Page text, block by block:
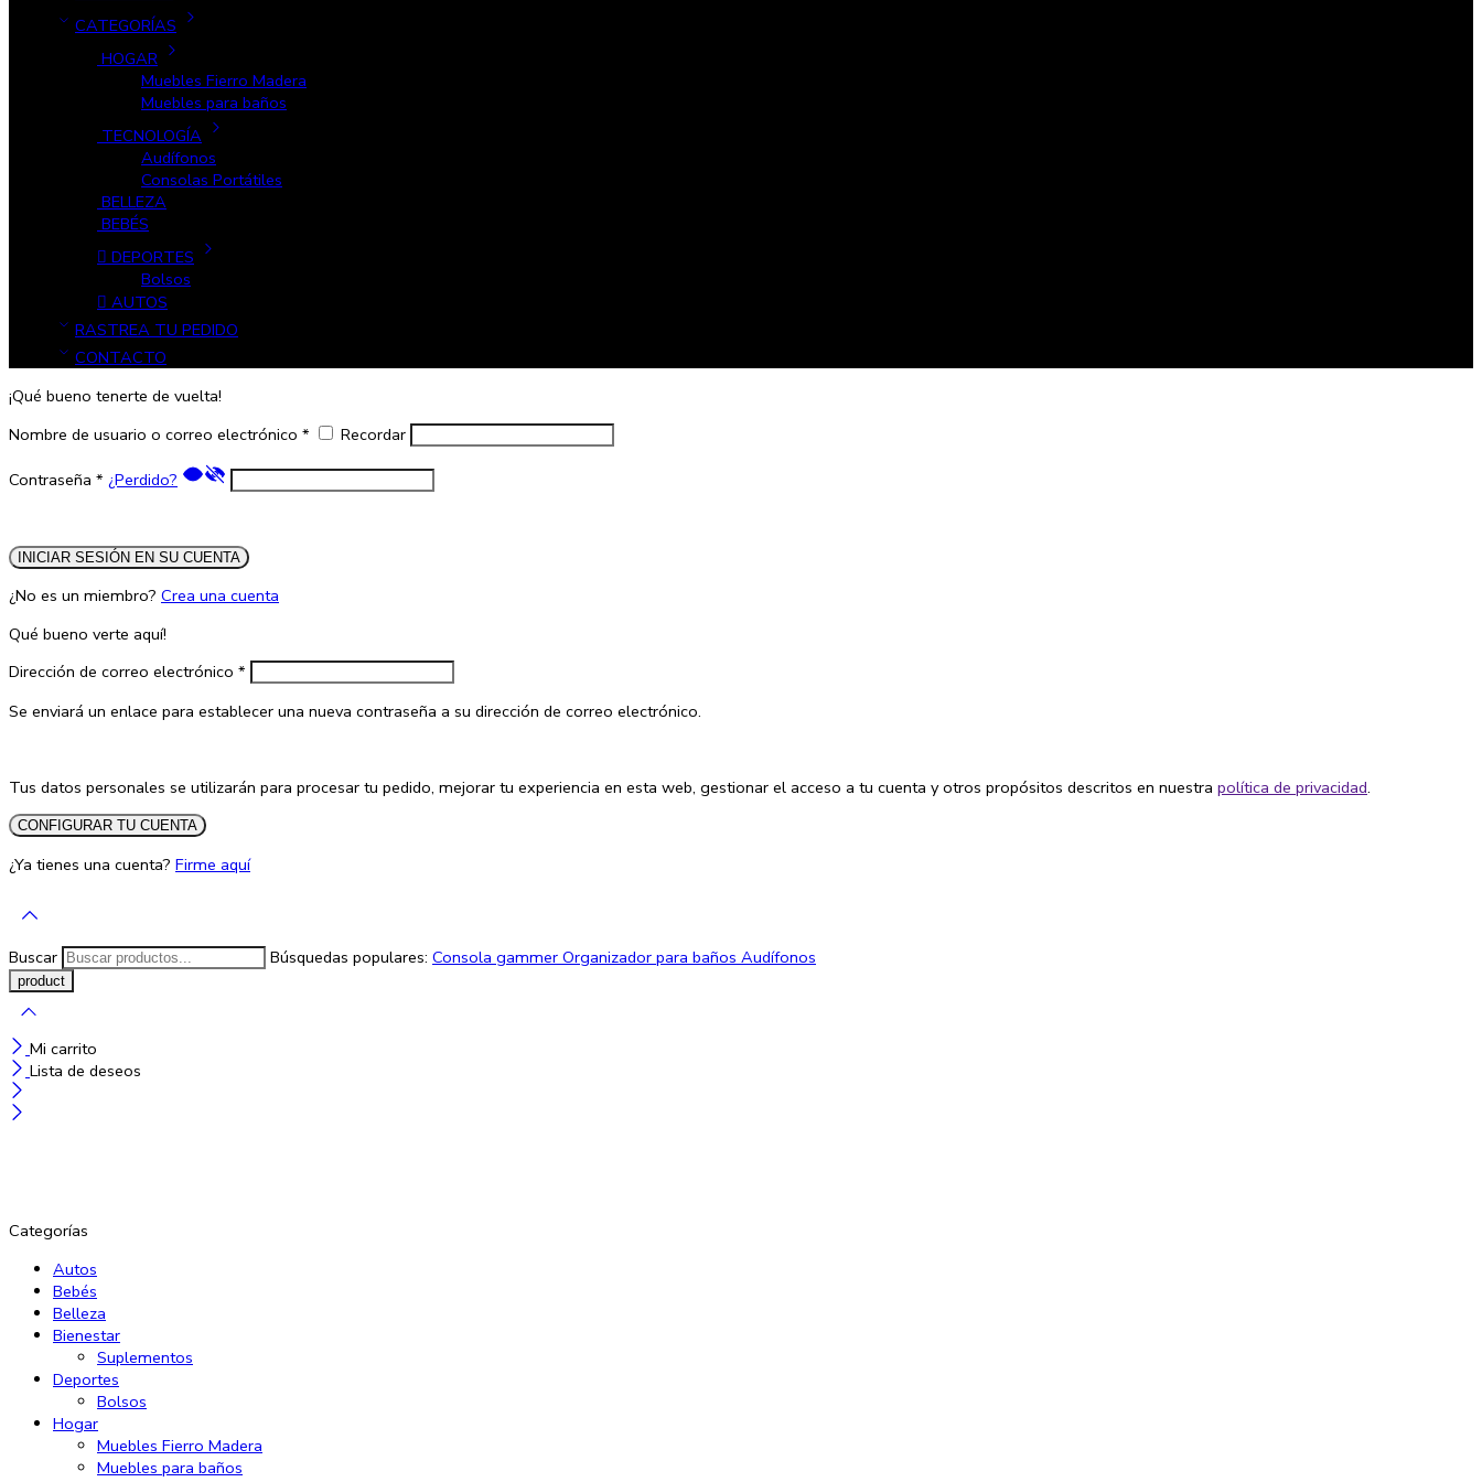
CATEGORÍAS
HOGAR
Muebles Fierro Madera
Muebles para baños
TECNOLOGÍA
Audífonos
Consolas Portátiles
BELLEZA
BEBÉS
DEPORTES
Bolsos
AUTOS
RASTREA TU PEDIDO
CONTACTO
¡Qué bueno tenerte de vuelta!
Nombre de usuario o correo electrónico * Recordar
Contraseña * ¿Perdido?
INICIAR SESIÓN EN SU CUENTA
¿No es un miembro? Crea una cuenta
Qué bueno verte aquí!
Dirección de correo electrónico *
Se enviará un enlace para establecer una nueva contraseña a su dirección de correo electrónico.
Tus datos personales se utilizarán para procesar tu pedido, mejorar tu experiencia en esta web, gestionar el acceso a tu cuenta y otros propósitos descritos en nuestra política de privacidad.
CONFIGURAR TU CUENTA
¿Ya tienes una cuenta? Firme aquí
Buscar Búsquedas populares: Consola gammer Organizador para baños Audífonos
Mi carrito
Lista de deseos
Categorías
Autos
Bebés
Belleza
Bienestar
Suplementos
Deportes
Bolsos
Hogar
Muebles Fierro Madera
Muebles para baños